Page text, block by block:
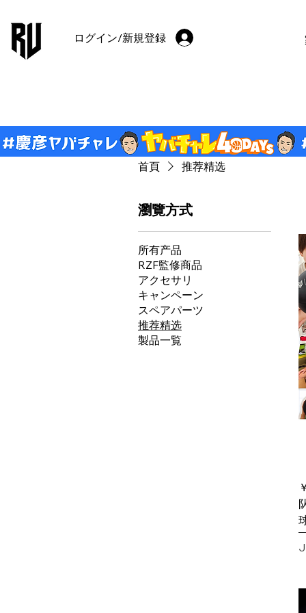
ログイン/新規登録
首頁 推荐精选
瀏覽方式
所有产品
RZF監修商品
アクセサリ
キャンペーン
スペアパーツ
推荐精选
製品一覧